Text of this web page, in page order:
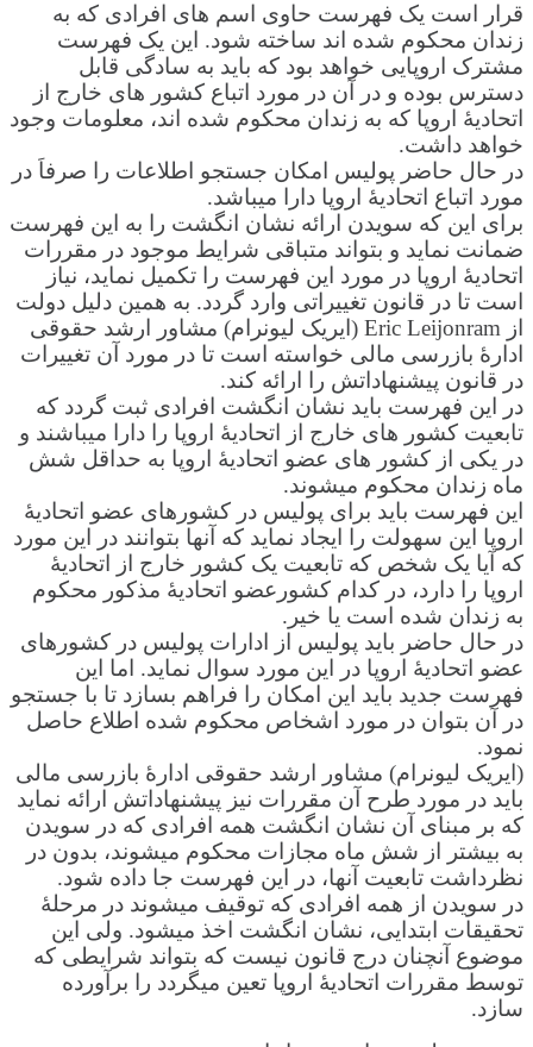
قرار است یک فهرست حاوی اسم های افرادی که به
زندان محکوم شده اند ساخته شود. این یک فهرست
مشترک اروپایی خواهد بود که باید به سادگی قابل
دسترس بوده و در آن در مورد اتباع کشور های خارج از
اتحادیۀ اروپا که به زندان محکوم شده اند، معلومات وجود
خواهد داشت.
در حال حاضر پولیس امکان جستجو اطلاعات را صرفاَ در
مورد اتباع اتحادیۀ اروپا دارا میباشد.
برای این که سویدن ارائه نشان انگشت را به این فهرست
ضمانت نماید و بتواند متباقی شرایط موجود در مقررات
اتحادیۀ اروپا در مورد این فهرست را تکمیل نماید، نیاز
است تا در قانون تغییراتی وارد گردد. به همین دلیل دولت
از Eric Leijonram (ایریک لیونرام) مشاور ارشد حقوقی
ادارۀ بازرسی مالی خواسته است تا در مورد آن تغییرات
در قانون پیشنهاداتش را ارائه کند.
در این فهرست باید نشان انگشت افرادی ثبت گردد که
تابعیت کشور های خارج از اتحادیۀ اروپا را دارا میباشند و
در یکی از کشور های عضو اتحادیۀ اروپا به حداقل شش
ماه زندان محکوم میشوند.
این فهرست باید برای پولیس در کشورهای عضو اتحادیۀ
اروپا این سهولت را ایجاد نماید که آنها بتوانند در این مورد
که آیا یک شخص که تابعیت یک کشور خارج از اتحادیۀ
اروپا را دارد، در کدام کشورعضو اتحادیۀ مذکور محکوم
به زندان شده است یا خیر.
در حال حاضر باید پولیس از ادارات پولیس در کشورهای
عضو اتحادیۀ اروپا در این مورد سوال نماید. اما این
فهرست جدید باید این امکان را فراهم بسازد تا با جستجو
در آن بتوان در مورد اشخاص محکوم شده اطلاع حاصل
نمود.
(ایریک لیونرام) مشاور ارشد حقوقی ادارۀ بازرسی مالی
باید در مورد طرح آن مقررات نیز پیشنهاداتش ارائه نماید
که بر مبنای آن نشان انگشت همه افرادی که در سویدن
به بیشتر از شش ماه مجازات محکوم میشوند، بدون در
نظرداشت تابعیت آنها، در این فهرست جا داده شود.
در سویدن از همه افرادی که توقیف میشوند در مرحلۀ
تحقیقات ابتدایی، نشان انگشت اخذ میشود. ولی این
موضوع آنچنان درج قانون نیست که بتواند شرایطی که
توسط مقررات اتحادیۀ اروپا تعین میگردد را برآورده
سازد.